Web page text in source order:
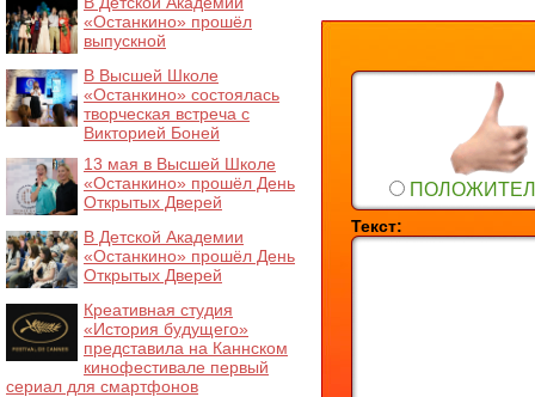
Текст:
«Останкино» прошёл
выпускной
В Высшей Школе
«Останкино» состоялась
творческая встреча с
Викторией Боней
13 мая в Высшей Школе
«Останкино» прошёл День
Открытых Дверей
В Детской Академии
«Останкино» прошёл День
Открытых Дверей
Креативная студия
«История будущего»
представила на Каннском
кинофестивале первый
сериал для смартфонов